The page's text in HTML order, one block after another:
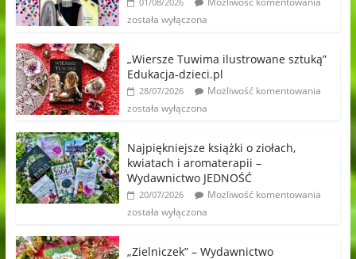
została wyłączona
„Wiersze Tuwima ilustrowane sztuką”
Edukacja-dzieci.pl
28/07/2026
Możliwość komentowania
została wyłączona
Najpiękniejsze książki o ziołach,
kwiatach i aromaterapii –
Wydawnictwo JEDNOŚĆ
20/07/2026
Możliwość komentowania
została wyłączona
„Zielniczek” – Wydawnictwo